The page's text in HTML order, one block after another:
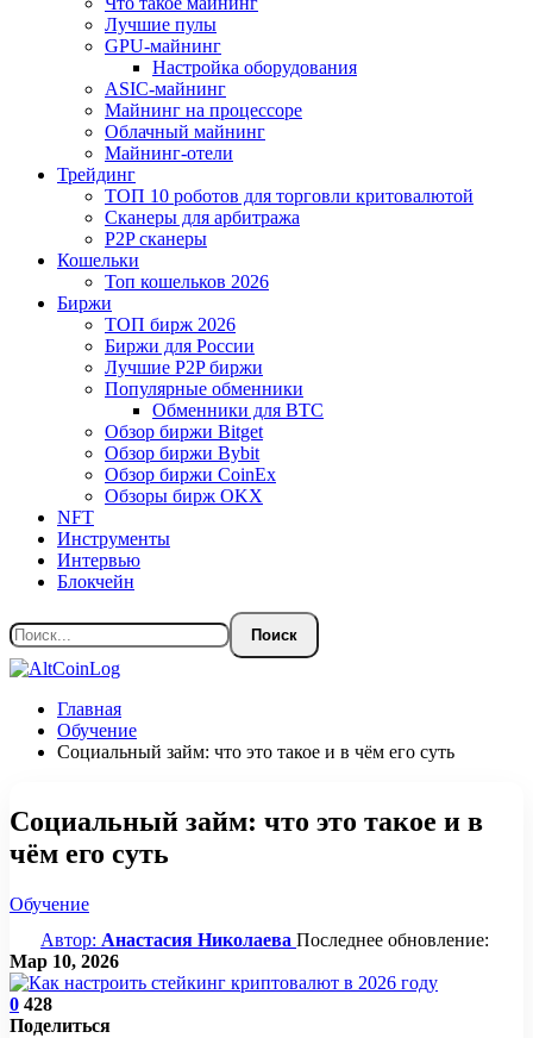
Лучшие пулы
GPU-майнинг
Настройка оборудования
ASIC-майнинг
Майнинг на процессоре
Облачный майнинг
Майнинг-отели
Трейдинг
ТОП 10 роботов для торговли критовалютой
Сканеры для арбитража
P2P сканеры
Кошельки
Топ кошельков 2026
Биржи
ТОП бирж 2026
Биржи для России
Лучшие P2P биржи
Популярные обменники
Обменники для BTC
Обзор биржи Bitget
Обзор биржи Bybit
Обзор биржи CoinEx
Обзоры бирж OKX
NFT
Инструменты
Интервью
Блокчейн
Главная
Обучение
Социальный займ: что это такое и в чём его суть
Социальный займ: что это такое и в
чём его суть
Обучение
Автор: Анастасия Николаева Последнее обновление:
Мар 10, 2026
0 428
Поделиться